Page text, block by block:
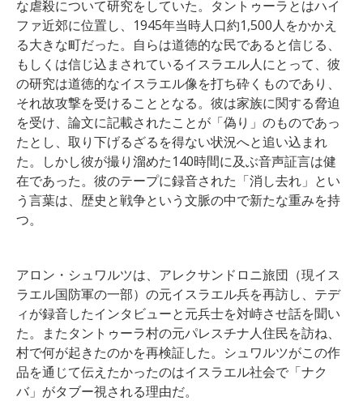
な虐殺について研究をしていた。タントゥーラとはハイ
ファ近郊に位置し、1945年当時人口約1,500人をかかえ
る大きな町だった。自らは道徳的な民であると信じる、
もしくは信じ込まされているイスラエル人にとって、彼
の研究は道徳的なイスラエル像を打ち砕くものであり、
それ故攻撃を受けることとなる。彼は家族に関する脅迫
を受け、論文に記載されたことが「偽り」のものであっ
たとし、取り下げるざるを得ない状況へと追い込まれ
た。しかし彼が撮り溜めた140時間に及ぶ音声証言は健
在であった。彼のテープに録音された「消し去れ」とい
う言葉は、歴史と戦争という文脈の中で新たな重みを持
つ。
アロン・シュワルツは、アレクサンドロニ旅団（現イス
ラエル国防軍の一部）の元イスラエル兵を再訪し、テデ
ィが録音したインタビューと元兵士を対峙させ話を聞い
た。またタントゥーラ村の元パレスチナ人住民を訪ね、
村で何が起きたのかを再検証した。シュワルツがこの作
品を通じて伝えたかったのはイスラエル社会で「ナク
バ」がタブー視される理由だ。